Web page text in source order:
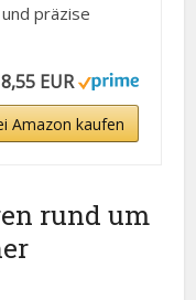
präzise
8,55 EUR
Amazon kaufen
rund um